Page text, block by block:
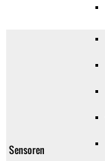
Sensoren